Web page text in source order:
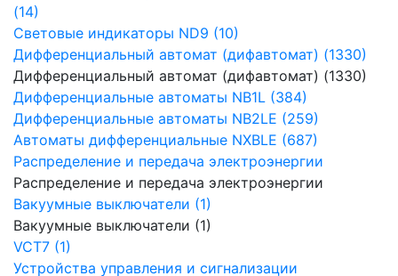
(14)
Световые индикаторы ND9 (10)
Дифференциальный автомат (дифавтомат) (1330)
Дифференциальный автомат (дифавтомат) (1330)
Дифференциальные автоматы NB1L (384)
Дифференциальные автоматы NB2LE (259)
Автоматы дифференциальные NXBLE (687)
Распределение и передача электроэнергии
Распределение и передача электроэнергии
Вакуумные выключатели (1)
Вакуумные выключатели (1)
VCT7 (1)
Устройства управления и сигнализации